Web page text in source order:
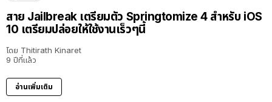
สาย Jailbreak เตรียมตัว Springtomize 4 สำหรับ iOS
10 เตรียมปล่อยให้ใช้งานเร็วๆนี้
โดย Thitirath Kinaret
9 ปีที่แล้ว
อ่านเพิ่มเติม